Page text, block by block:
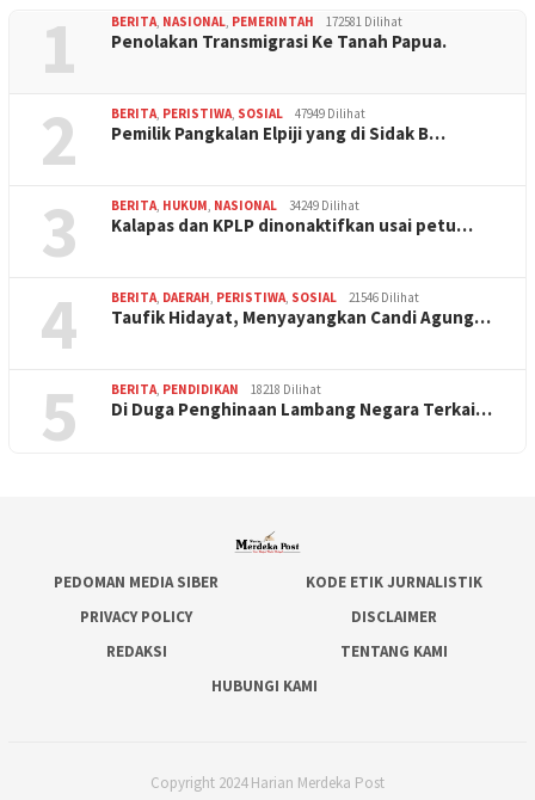
1 BERITA NASIONAL PEMERINTAH 172581 Dilihat
Penolakan Transmigrasi Ke Tanah Papua.
2 BERITA PERISTIWA SOSIAL 47949 Dilihat
Pemilik Pangkalan Elpiji yang di Sidak B…
3 BERITA HUKUM NASIONAL 34249 Dilihat
Kalapas dan KPLP dinonaktifkan usai petu…
4 BERITA DAERAH PERISTIWA SOSIAL 21546 Dilihat
Taufik Hidayat, Menyayangkan Candi Agung…
5 BERITA PENDIDIKAN 18218 Dilihat
Di Duga Penghinaan Lambang Negara Terkai…
PEDOMAN MEDIA SIBER
KODE ETIK JURNALISTIK
PRIVACY POLICY
DISCLAIMER
REDAKSI
TENTANG KAMI
HUBUNGI KAMI
Copyright 2024 Harian Merdeka Post